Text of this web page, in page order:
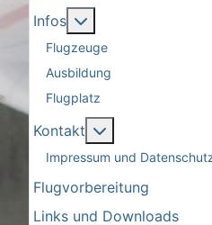
Infos
Flugzeuge
Ausbildung
Flugplatz
Kontakt
Impressum und
Flugvorbereitung
Links und Downloads